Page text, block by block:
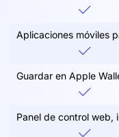
Aplicaciones móviles
Guardar en Apple
Panel de control web,